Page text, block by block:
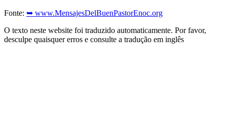
Fonte: ➥ www.MensajesDelBuenPastorEnoc.org
O texto neste website foi traduzido automaticamente. Por favor,
desculpe quaisquer erros e consulte a tradução em inglês